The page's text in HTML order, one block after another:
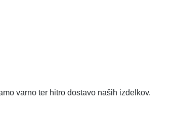
varno ter hitro dostavo naših izdelkov.